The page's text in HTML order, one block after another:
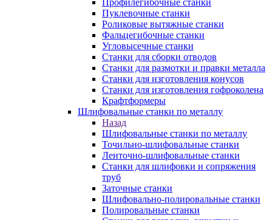
Профилегибочные станки
Пуклевочные станки
Роликовые вытяжные станки
Фальцегибочные станки
Угловысечные станки
Станки для сборки отводов
Станки для размотки и правки металла
Станки для изготовления конусов
Станки для изготовления гофроколена
Крафтформеры
Шлифовальные станки по металлу
Назад
Шлифовальные станки по металлу
Точильно-шлифовальные станки
Ленточно-шлифовальные станки
Станки для шлифовки и сопряжения
труб
Заточные станки
Шлифовально-полировальные станки
Полировальные станки